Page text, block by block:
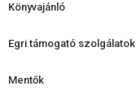
Könyvajánló
Egri támogató szolgálatok
Mentők